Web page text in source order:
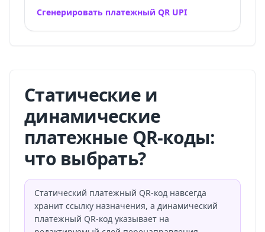
Сгенерировать платежный QR UPI
Статические и
динамические
платежные QR-коды:
что выбрать?
Статический платежный QR-код навсегда
хранит ссылку назначения, а динамический
платежный QR-код указывает на